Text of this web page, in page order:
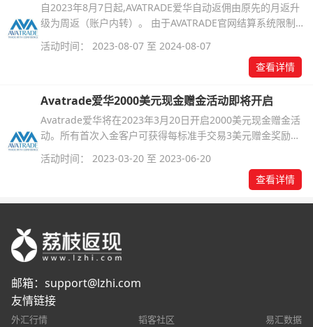
自2023年8月7日起,AVATRADE爱华自动返佣由原先的月返升
级为周返（账户内转）。 由于AVATRADE官网结算系统限制，
每月的第一周及最后一周的返佣将被安排至月中12-15日支付
至交易账户。其余时间每周的交易返佣将在下一周的周四前内
返交易账户中（通常在周三前就会执行）。升级后的返佣周期
活动时间： 2023-08-07 至 2024-08-07
查看详情
Avatrade爱华2000美元现金赠金活动即将开启
Avatrade爱华将在2023年3月20日开启2000美元现金赠金活
动。所有首次入金客户可获得每标准手交易3美元赠金奖励，
奖励上限2000美元。所获赠金即可用于交易也可直接提现。
活动时间： 2023-03-20 至 2023-06-20
查看详情
邮箱： support@lzhi.com
友情链接
外汇行情 韬客社区 易汇数据